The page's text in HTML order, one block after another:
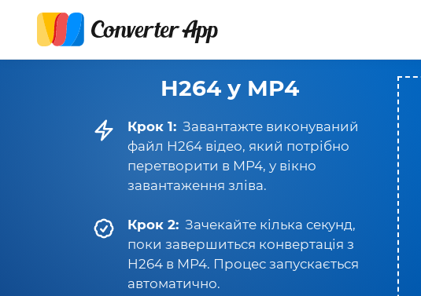
H264 у MP4
Крок 1: Завантажте виконуваний
файл H264 відео, який потрібно
перетворити в MP4, у вікно
завантаження зліва.
Крок 2: Зачекайте кілька секунд,
поки завершиться конвертація з
H264 в MP4. Процес запускається
автоматично.